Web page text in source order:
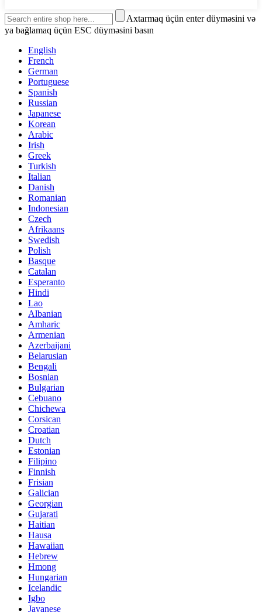
Axtarmaq üçün enter düyməsini və
ya bağlamaq üçün ESC düyməsini basın
English
French
German
Portuguese
Spanish
Russian
Japanese
Korean
Arabic
Irish
Greek
Turkish
Italian
Danish
Romanian
Indonesian
Czech
Afrikaans
Swedish
Polish
Basque
Catalan
Esperanto
Hindi
Lao
Albanian
Amharic
Armenian
Azerbaijani
Belarusian
Bengali
Bosnian
Bulgarian
Cebuano
Chichewa
Corsican
Croatian
Dutch
Estonian
Filipino
Finnish
Frisian
Galician
Georgian
Gujarati
Haitian
Hausa
Hawaiian
Hebrew
Hmong
Hungarian
Icelandic
Igbo
Javanese